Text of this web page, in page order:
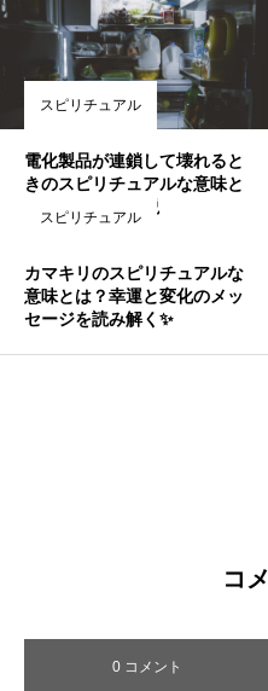
スピリチュアル
電化製品が連鎖して壊れると
きのスピリチュアルな意味と
は？対処法も解説
スピリチュアル
カマキリのスピリチュアルな
意味とは？幸運と変化のメッ
セージを読み解く✨
コ
0 コメント